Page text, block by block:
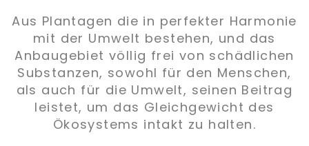
Aus Plantagen die in perfekter Harmonie
mit der Umwelt bestehen, und das
Anbaugebiet völlig frei von schädlichen
Substanzen, sowohl für den Menschen,
als auch für die Umwelt, seinen Beitrag
leistet, um das Gleichgewicht des
Ökosystems intakt zu halten.